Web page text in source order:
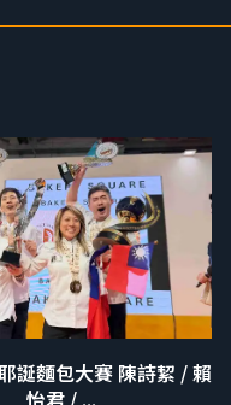
誕麵包大賽 陳詩絜 / 賴
怡君 / ...